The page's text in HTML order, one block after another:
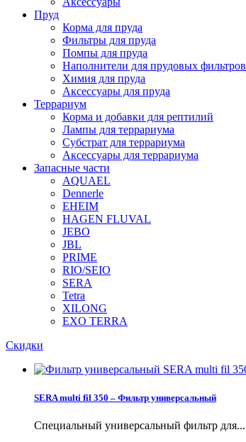
Пруд
Корма для пруда
Фильтры для пруда
Помпы для пруда
Наполнители для прудовых фильтров
Химия для пруда
Аксессуары для пруда
Террариум
Корма и добавки для рептилий
Лампы для террариума
Субстрат для террариума
Аксессуары для террариума
Запасные части
AQUAEL
Dennerle
EHEIM
HAGEN FLUVAL
JEBO
JBL
PRIME
RIO/SEIO
SERA
Tetra
XILONG
EXO TERRA
Скидки
SERA multi fil 350 – Фильтр универсальный
Специальный универсальный фильтр для...